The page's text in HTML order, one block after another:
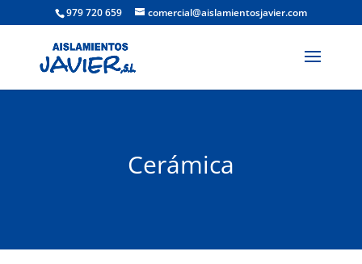
979 720 659 comercial@aislamientosjavier.com
Cerámica